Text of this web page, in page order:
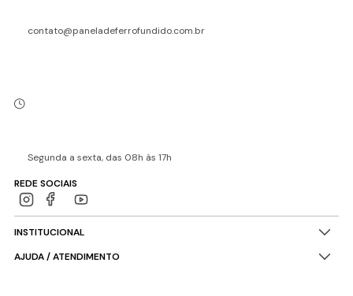
contato@paneladeferrofundido.com.br
Segunda a sexta, das 08h às 17h
REDE SOCIAIS
INSTITUCIONAL
AJUDA / ATENDIMENTO